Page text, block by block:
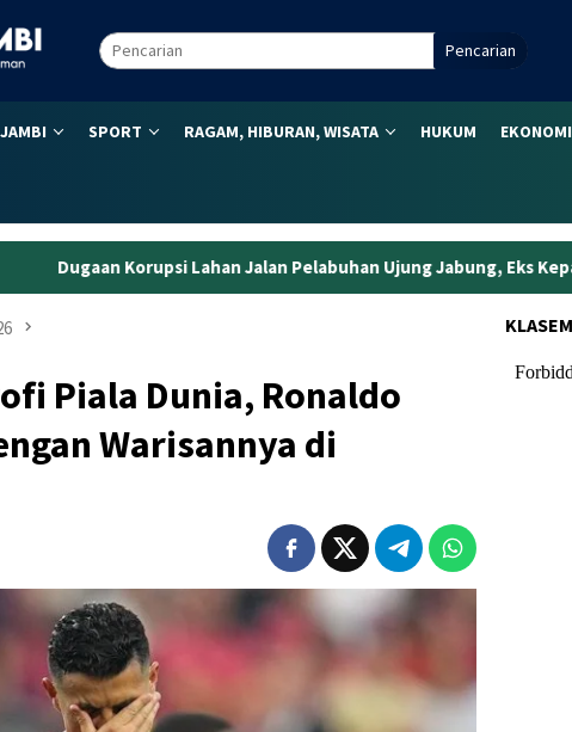
Pencarian
SPORT RAGAM, HIBURAN, WISATA HUKUM
Jalan Pelabuhan Ujung Jabung, Eks Kepala BPN Tanjabtim
Piala Dunia, Ronaldo
Warisannya di